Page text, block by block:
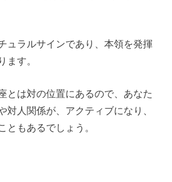
ュラルサインであり、本領を発揮
ます。
とは対の位置にあるので、あなた
対人関係が、アクティブになり、
ともあるでしょう。